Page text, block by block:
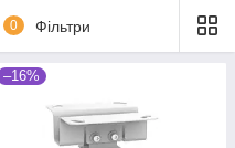
0 Фільтри
–16%